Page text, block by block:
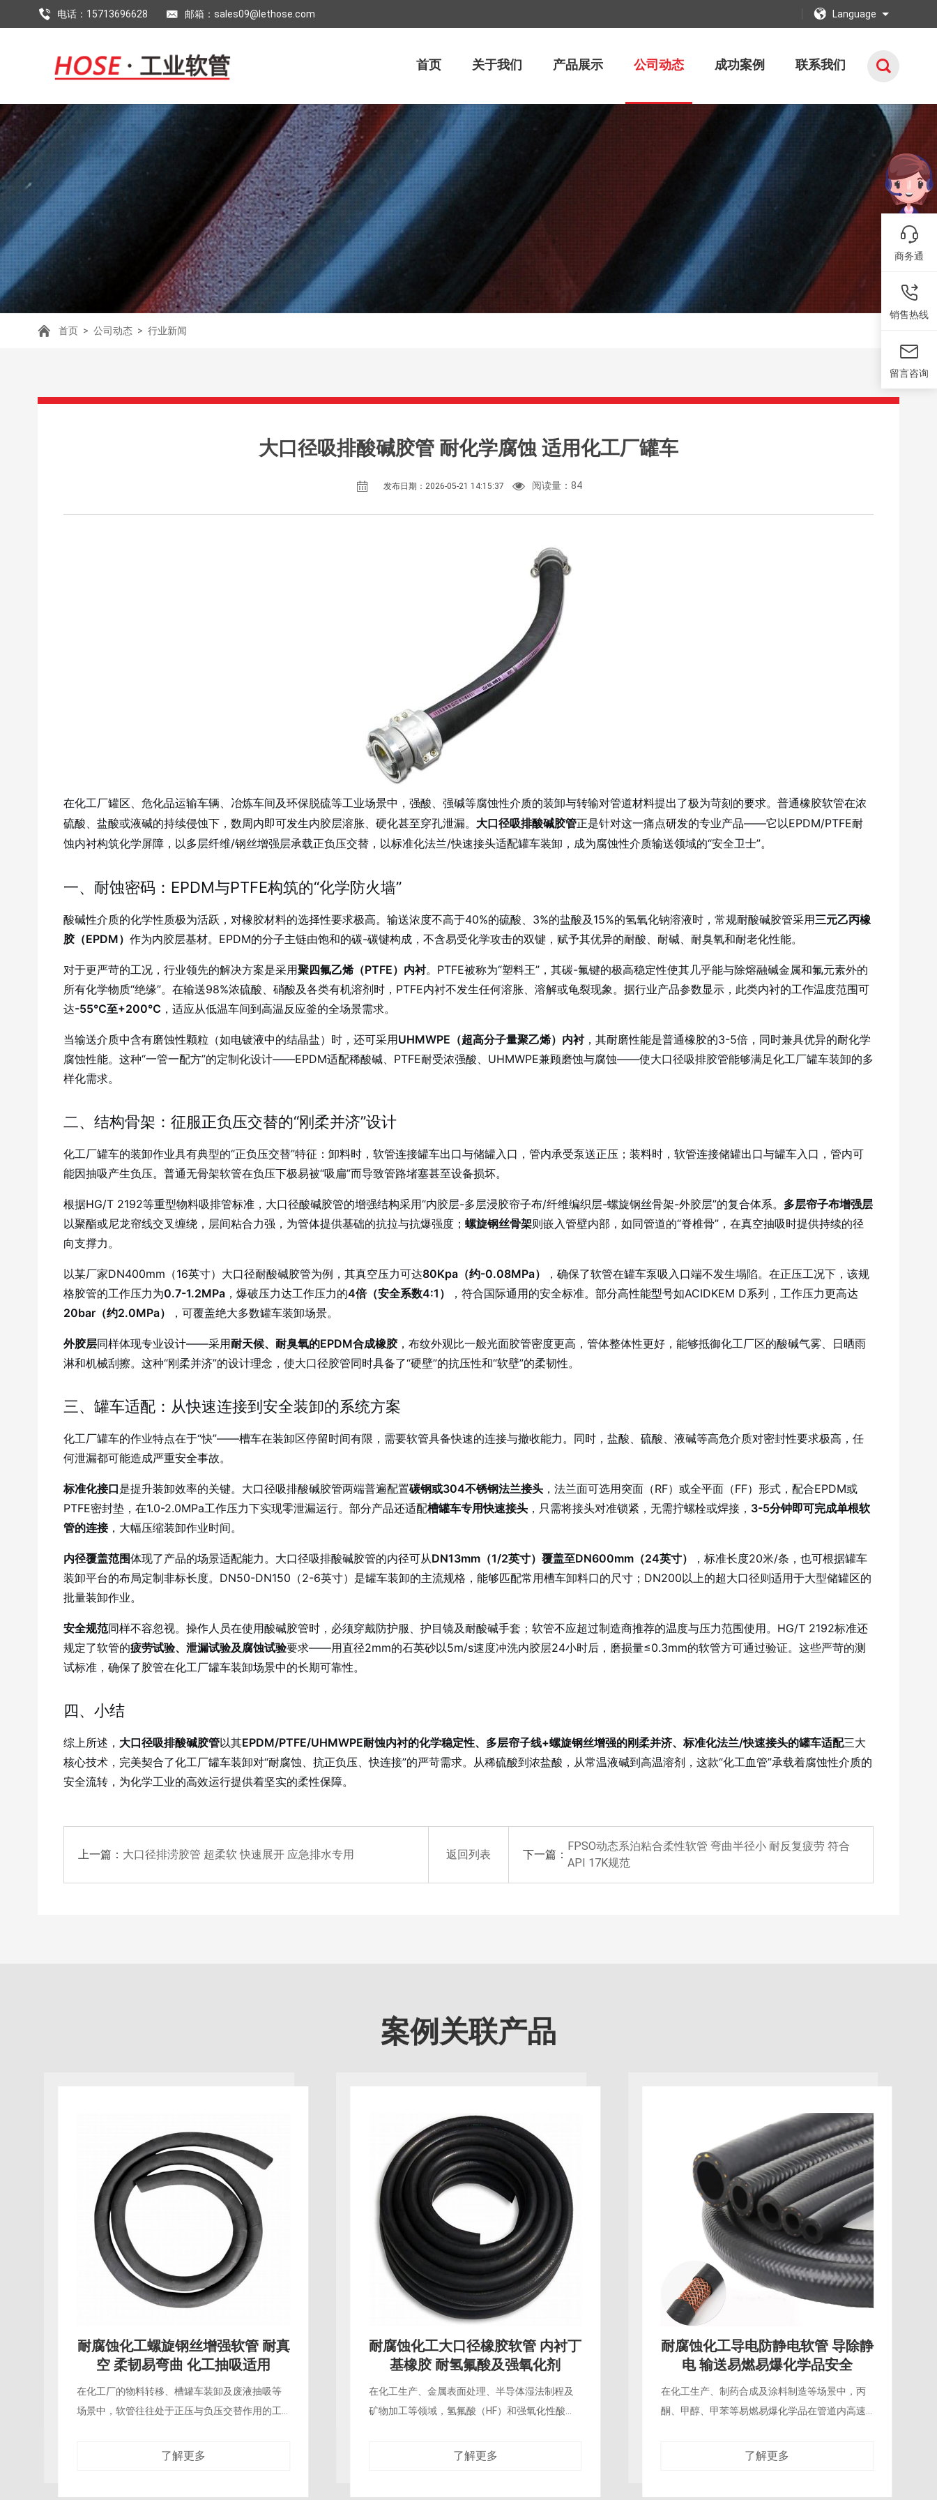
电话：15713696628 邮箱：sales09@lethose.com Language
首页 关于我们 产品展示 公司动态 成功案例 联系我们
首页 > 公司动态 > 行业新闻
大口径吸排酸碱胶管 耐化学腐蚀 适用化工厂罐车
发布日期：2026-05-21 14:15:37 阅读量： 84
在化工厂罐区、危化品运输车辆、冶炼车间及环保脱硫等工业场景中，强酸、强碱等腐蚀性介质的装卸与转输对管道材料提出了极为苛刻的要求。普通橡胶软管在浓
硫酸、盐酸或液碱的持续侵蚀下，数周内即可发生内胶层溶胀、硬化甚至穿孔泄漏。 大口径吸排酸碱胶管正是针对这一痛点研发的专业产品——它以EPDM/PTFE耐
蚀内衬构筑化学屏障，以多层纤维/钢丝增强层承载正负压交替，以标准化法兰/快速接头适配罐车装卸，成为腐蚀性介质输送领域的“安全卫士”。
一、耐蚀密码：EPDM与PTFE构筑的“化学防火墙”
酸碱性介质的化学性质极为活跃，对橡胶材料的选择性要求极高。输送浓度不高于40%的硫酸、3%的盐酸及15%的氢氧化钠溶液时，常规耐酸碱胶管采用三元乙丙橡
胶（EPDM） 作为内胶层基材。EPDM的分子主链由饱和的碳-碳键构成，不含易受化学攻击的双键，赋予其优异的耐酸、耐碱、耐臭氧和耐老化性能。
对于更严苛的工况，行业领先的解决方案是采用聚四氟乙烯（PTFE）内衬。PTFE被称为“塑料王”，其碳-氟键的极高稳定性使其几乎能与除熔融碱金属和氟元素外的
所有化学物质“绝缘”。在输送98%浓硫酸、硝酸及各类有机溶剂时，PTFE内衬不发生任何溶胀、溶解或龟裂现象。据行业产品参数显示，此类内衬的工作温度范围可
达-55℃至+200℃ ，适应从低温车间到高温反应釜的全场景需求。
当输送介质中含有磨蚀性颗粒（如电镀液中的结晶盐）时，还可采用UHMWPE（超高分子量聚乙烯）内衬，其耐磨性能是普通橡胶的3-5倍，同时兼具优异的耐化学
腐蚀性能。这种“一管一配方”的定制化设计——EPDM适配稀酸碱、PTFE耐受浓强酸、UHMWPE兼顾磨蚀与腐蚀——使大口径吸排胶管能够满足化工厂罐车装卸的多
样化需求。
二、结构骨架：征服正负压交替的“刚柔并济”设计
化工厂罐车的装卸作业具有典型的“正负压交替”特征：卸料时，软管连接罐车出口与储罐入口，管内承受泵送正压；装料时，软管连接储罐出口与罐车入口，管内可
能因抽吸产生负压。普通无骨架软管在负压下极易被“吸扁”而导致管路堵塞甚至设备损坏。
根据HG/T 2192等重型物料吸排管标准，大口径酸碱胶管的增强结构采用“内胶层-多层浸胶帘子布/纤维编织层-螺旋钢丝骨架-外胶层”的复合体系。 多层帘子布增强层
以聚酯或尼龙帘线交叉缠绕，层间粘合力强，为管体提供基础的抗拉与抗爆强度； 螺旋钢丝骨架则嵌入管壁内部，如同管道的“脊椎骨”，在真空抽吸时提供持续的径
向支撑力。
以某厂家DN400mm（16英寸）大口径耐酸碱胶管为例，其真空压力可达80Kpa（约-0.08MPa） ，确保了软管在罐车泵吸入口端不发生塌陷。在正压工况下，该规
格胶管的工作压力为0.7-1.2MPa，爆破压力达工作压力的4倍（安全系数4:1） ，符合国际通用的安全标准。部分高性能型号如ACIDKEM D系列，工作压力更高达
20bar（约2.0MPa）
，可覆盖绝大多数罐车装卸场景。
外胶层同样体现专业设计——采用耐天候、耐臭氧的EPDM合成橡胶，布纹外观比一般光面胶管密度更高，管体整体性更好，能够抵御化工厂区的酸碱气雾、日晒雨
淋和机械刮擦。这种“刚柔并济”的设计理念，使大口径胶管同时具备了“硬壁”的抗压性和“软壁”的柔韧性。
三、罐车适配：从快速连接到安全装卸的系统方案
化工厂罐车的作业特点在于“快”——槽车在装卸区停留时间有限，需要软管具备快速的连接与撤收能力。同时，盐酸、硫酸、液碱等高危介质对密封性要求极高，任
何泄漏都可能造成严重安全事故。
标准化接口是提升装卸效率的关键。大口径吸排酸碱胶管两端普遍配置碳钢或304不锈钢法兰接头，法兰面可选用突面（RF）或全平面（FF）形式，配合EPDM或
PTFE密封垫，在1.0-2.0MPa工作压力下实现零泄漏运行。部分产品还适配槽罐车专用快速接头，只需将接头对准锁紧，无需拧螺栓或焊接， 3-5分钟即可完成单根软
管的连接，大幅压缩装卸作业时间。
内径覆盖范围体现了产品的场景适配能力。大口径吸排酸碱胶管的内径可从DN13mm（1/2英寸）覆盖至DN600mm（24英寸）
，标准长度20米/条，也可根据罐车
装卸平台的布局定制非标长度。DN50-DN150（2-6英寸）是罐车装卸的主流规格，能够匹配常用槽车卸料口的尺寸；DN200以上的超大口径则适用于大型储罐区的
批量装卸作业。
安全规范同样不容忽视。操作人员在使用酸碱胶管时，必须穿戴防护服、护目镜及耐酸碱手套；软管不应超过制造商推荐的温度与压力范围使用。HG/T 2192标准还
规定了软管的疲劳试验、泄漏试验及腐蚀试验要求——用直径2mm的石英砂以5m/s速度冲洗内胶层24小时后，磨损量≤0.3mm的软管方可通过验证。这些严苛的测
试标准，确保了胶管在化工厂罐车装卸场景中的长期可靠性。
四、小结
综上所述， 大口径吸排酸碱胶管以其EPDM/PTFE/UHMWPE耐蚀内衬的化学稳定性、多层帘子线+螺旋钢丝增强的刚柔并济、标准化法兰/快速接头的罐车适配三大
核心技术，完美契合了化工厂罐车装卸对“耐腐蚀、抗正负压、快连接”的严苛需求。从稀硫酸到浓盐酸，从常温液碱到高温溶剂，这款“化工血管”承载着腐蚀性介质的
安全流转，为化学工业的高效运行提供着坚实的柔性保障。
上一篇： 大口径排涝胶管 超柔软 快速展开 应急排水专用 返回列表 下一篇：
FPSO动态系泊粘合柔性软管 弯曲半径小 耐反复疲劳 符合
API 17K规范
案例关联产品
耐腐蚀化工大口径橡胶软管 内衬丁
基橡胶 耐氢氟酸及强氧化剂
在化工生产、金属表面处理、半导体湿法制程及
矿物加工等领域，氢氟酸（HF）和强氧化性酸
构成了极为严苛的挑战。氢氟酸对硅酸盐、金属
了解更多
耐腐蚀化工导电防静电软管 导除静
电 输送易燃易爆化学品安全
在化工生产、制药合成及涂料制造等场景中，丙
酮、甲醇、甲苯等易燃易爆化学品在管道内高速
绝缘软管无法导走这些电荷，电势持续升高，
了解更多
耐腐蚀化工PTFE波纹软管 耐强酸
强碱 工作温度-60℃~230℃
在化工生产、医药合成、电镀工艺及半导体湿法
制程中，强酸、强碱及有机溶剂的输送对管路材
在浓硫酸或液碱的持续侵蚀下，数周至数月
了解更多
商务通
销售热线
留言咨询